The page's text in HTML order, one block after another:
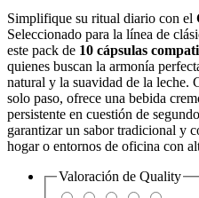
Simplifique su ritual diario con el
Seleccionado para la línea de
este pack de 10 cápsulas
quienes buscan la armonía
natural y la suavidad de la leche.
solo paso, ofrece una bebida
persistente en cuestión de
garantizar un sabor tradicional y
hogar o entornos de oficina con
Valoración de Quality